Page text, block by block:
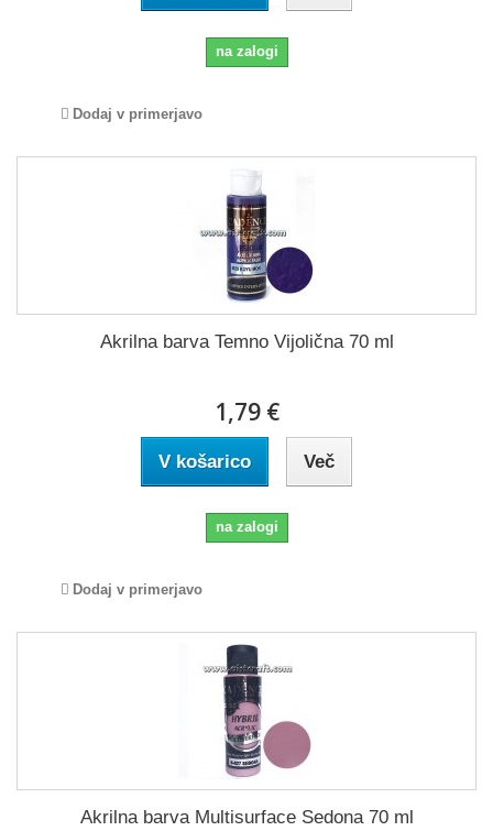
na zalogi
Dodaj v primerjavo
Akrilna barva Temno Vijolična 70 ml
1,79 €
V košarico Več
na zalogi
Dodaj v primerjavo
Akrilna barva Multisurface Sedona 70 ml